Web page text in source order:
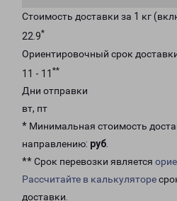
Стоимость доставки за 1 кг
22.9*
Ориентировочный срок
11 - 11 **
Дни отправки
вт, пт
* Минимальная стоимость
направлению: руб.
** Срок перевозки является
Рассчитайте в калькуляторе
доставки.